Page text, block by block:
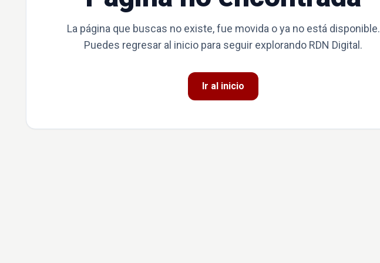
La página que buscas no existe, fue movida o ya no está disponible.
Puedes regresar al inicio para seguir explorando RDN Digital.
Ir al inicio